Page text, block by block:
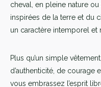
cheval, en pleine nature
inspirées de la terre et du
un caractère intemporel et
Plus qu’un simple
d’authenticité, de courage
vous embrassez l’esprit